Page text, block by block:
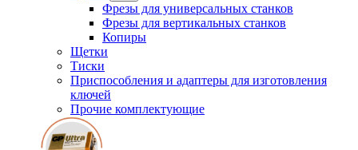
Фрезы для универсальных станков
Фрезы для вертикальных станков
Копиры
Щетки
Тиски
Приспособления и адаптеры для изготовления
ключей
Прочие комплектующие